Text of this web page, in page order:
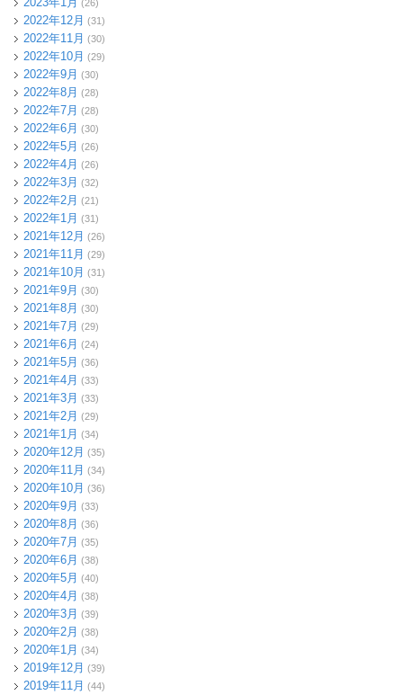
(26)
2022年12月 (31)
2022年11月 (30)
2022年10月 (29)
2022年9月 (30)
2022年8月 (28)
2022年7月 (28)
2022年6月 (30)
2022年5月 (26)
2022年4月 (26)
2022年3月 (32)
2022年2月 (21)
2022年1月 (31)
2021年12月 (26)
2021年11月 (29)
2021年10月 (31)
2021年9月 (30)
2021年8月 (30)
2021年7月 (29)
2021年6月 (24)
2021年5月 (36)
2021年4月 (33)
2021年3月 (33)
2021年2月 (29)
2021年1月 (34)
2020年12月 (35)
2020年11月 (34)
2020年10月 (36)
2020年9月 (33)
2020年8月 (36)
2020年7月 (35)
2020年6月 (38)
2020年5月 (40)
2020年4月 (38)
2020年3月 (39)
2020年2月 (38)
2020年1月 (34)
2019年12月 (39)
2019年11月 (44)